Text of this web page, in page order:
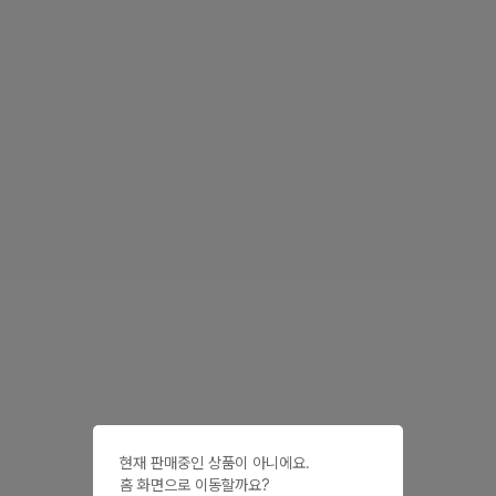
현재 판매중인 상품이 아니에요.
홈 화면으로 이동할까요?